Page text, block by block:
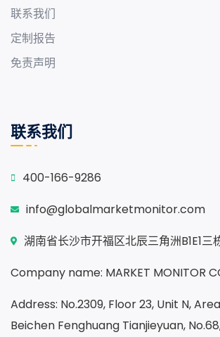
联系我们
定制报告
免责声明
联系我们
400-166-9286
info@globalmarketmonitor.com
湖南省长沙市开福区北辰三角洲B1E1三
Company name: MARKET MONITOR
Address: No.2309, Floor 23, Unit N, Area
Beichen Fenghuang Tianjieyuan,